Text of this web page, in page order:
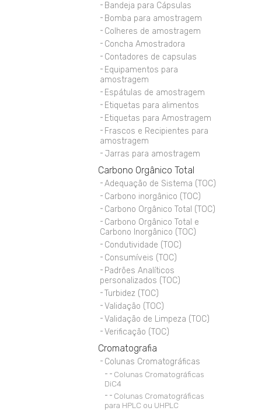
Bandeja para Cápsulas
Bomba para amostragem
Colheres de amostragem
Concha Amostradora
Contadores de capsulas
Equipamentos para
amostragem
Espátulas de amostragem
Etiquetas para alimentos
Etiquetas para Amostragem
Frascos e Recipientes para
amostragem
Jarras para amostragem
Carbono Orgânico Total
Adequação de Sistema (TOC)
Carbono inorgânico (TOC)
Carbono Orgânico Total (TOC)
Carbono Orgânico Total e
Carbono Inorgânico (TOC)
Condutividade (TOC)
Consumíveis (TOC)
Padrões Analíticos
personalizados (TOC)
Turbidez (TOC)
Validação (TOC)
Validação de Limpeza (TOC)
Verificação (TOC)
Cromatografia
Colunas Cromatográficas
Colunas Cromatográficas
DiC4
Colunas Cromatográficas
para HPLC ou UHPLC